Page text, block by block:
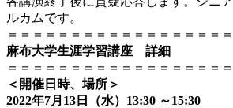
ルカムです。
＝＝＝＝＝＝＝＝＝＝＝＝＝＝＝＝＝＝
麻布大学生涯学習講座 詳細
＝＝＝＝＝＝＝＝＝＝＝＝＝＝＝＝＝＝
＜開催日時、場所＞
2022年7月13日（水）13:30 ～15:30